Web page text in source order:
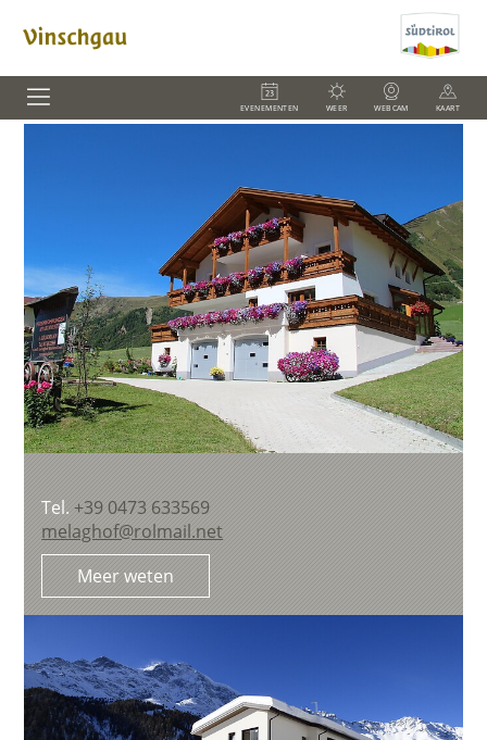
EVENEMENTEN WEER WEBCAM KAART
Tel.+39 0473 633569
melaghof@rolmail.net
Meer weten